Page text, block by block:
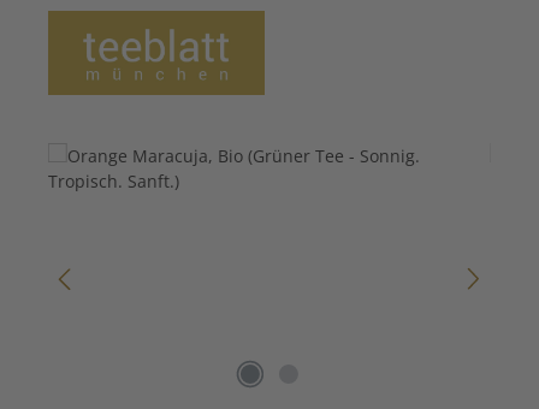
Bildergalerie überspringen